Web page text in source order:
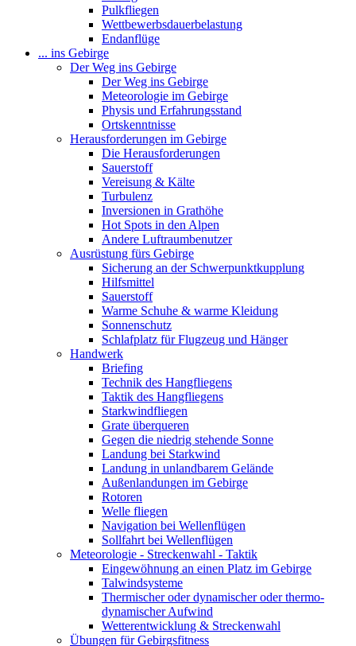
Pulkfliegen
Wettbewerbsdauerbelastung
Endanflüge
... ins Gebirge
Der Weg ins Gebirge
Der Weg ins Gebirge
Meteorologie im Gebirge
Physis und Erfahrungsstand
Ortskenntnisse
Herausforderungen im Gebirge
Die Herausforderungen
Sauerstoff
Vereisung & Kälte
Turbulenz
Inversionen in Grathöhe
Hot Spots in den Alpen
Andere Luftraumbenutzer
Ausrüstung fürs Gebirge
Sicherung an der Schwerpunktkupplung
Hilfsmittel
Sauerstoff
Warme Schuhe & warme Kleidung
Sonnenschutz
Schlafplatz für Flugzeug und Hänger
Handwerk
Briefing
Technik des Hangfliegens
Taktik des Hangfliegens
Starkwindfliegen
Grate überqueren
Gegen die niedrig stehende Sonne
Landung bei Starkwind
Landung in unlandbarem Gelände
Außenlandungen im Gebirge
Rotoren
Welle fliegen
Navigation bei Wellenflügen
Sollfahrt bei Wellenflügen
Meteorologie - Streckenwahl - Taktik
Eingewöhnung an einen Platz im Gebirge
Talwindsysteme
Thermischer oder dynamischer oder thermo-
dynamischer Aufwind
Wetterentwicklung & Streckenwahl
Übungen für Gebirgsfitness